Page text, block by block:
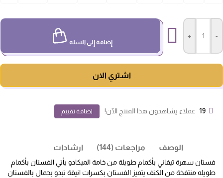
إضافة إلى السلة
اشتري الان
19 عملاء يشاهدون هذا المنتج الآن! اضافة تقييم
الوصف مراجعات (144) ارشادات
فستان سهرة تيفاني بأكمام طويلة من خامة الميكادو يأتي الفستان بأكمام
طويله منتفخة من الكتف يتميز الفستان بكسرات انيقة تبدو بجمال بالفستان